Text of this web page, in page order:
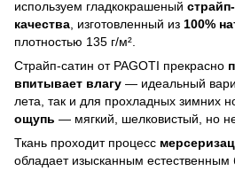
используем гладкокрашеный
качества , изготовленный из 100%
плотностью 135 г/м².
Страйп-сатин от PAGOTI прекрасно
впитывает влагу — идеальный
лета, так и для прохладных зимних
ощупь — мягкий, шелковистый, но не
Ткань проходит процесс
обладает изысканным естественным